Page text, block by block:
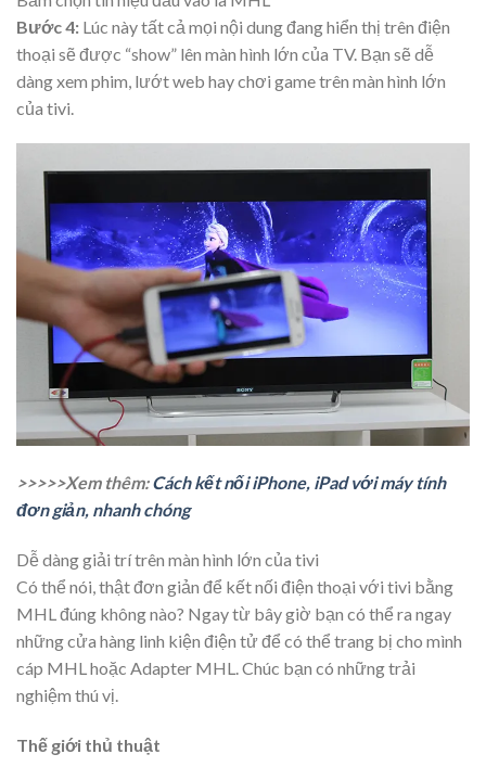
Bước 4: Lúc này tất cả mọi nội dung đang hiển thị trên điện
thoại sẽ được “show” lên màn hình lớn của TV. Bạn sẽ dễ
dàng xem phim, lướt web hay chơi game trên màn hình lớn
của tivi.
>>>>>Xem thêm:Cách kết nối iPhone, iPad với máy tính
đơn giản, nhanh chóng
Dễ dàng giải trí trên màn hình lớn của tivi
Có thể nói, thật đơn giản để kết nối điện thoại với tivi bằng
MHL đúng không nào? Ngay từ bây giờ bạn có thể ra ngay
những cửa hàng linh kiện điện tử để có thể trang bị cho mình
cáp MHL hoặc Adapter MHL. Chúc bạn có những trải
nghiệm thú vị.
Thế giới thủ thuật